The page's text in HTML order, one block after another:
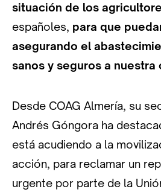
situación de los
españoles, para que
asegurando el
sanos y seguros a nuestra
Desde COAG Almería, su
Andrés Góngora ha
está acudiendo a la
acción, para reclamar un
urgente por parte de la